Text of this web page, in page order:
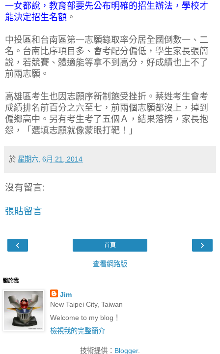
一女都說，教育部要先公布明確的招生辦法，學校才
能決定招生名額 。
中投區和台南區第一志願錄取率分居全國倒數一、二
名。台南比序項目多、會考配分偏低，學生家長張簡
說，若競賽、體適能等拿不到高分，好成績也上不了
前兩志願。
高雄區考生也因志願序新制飽受挫折。蔡姓考生會考
成績排名前百分之六至七，前兩個志願都沒上，掉到
偏鄉高中。另有考生考了五個Ａ，結果落榜，家長抱
怨，「選填志願就像蒙眼打靶！」
於 星期六, 6月 21, 2014
沒有留言:
張貼留言
‹ ›
首頁
查看網路版
關於我
Jim
New Taipei City, Taiwan
Welcome to my blog！
檢視我的完整簡介
技術提供： Blogger.